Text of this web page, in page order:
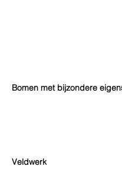
Bomen met bijzondere
Veldwerk